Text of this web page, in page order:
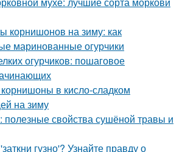
корнишонов на зиму: как
маринованные огурчики
огурчиков: пошаговое
корнишоны в кисло-сладком
на зиму
полезные свойства сушёной травы и
гузно'? Узнайте правду о